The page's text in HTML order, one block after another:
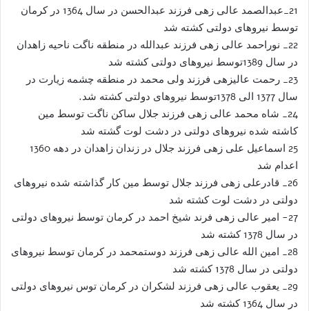
21_عبدالصمد عالی زهی فرزند عبدالحسن در سال 1364 در کرمان
توسط نیروهای دولتی کشته شد
22_ نوراحمد عالی زهی فرزند عبدالله در منطقه ناگت ناحیه زاهدان
در سال 1389توسط نیروهای دولتی کشته شد
23_ رحمت عالیزهی فرزند ولی محمد در منطقه چشمه زیارت در
سال 1377 الی 1378توسط نیروهای دولتی کشته شد.
24_ شاه محمد عالی زهی فرزند جلال ساکن ناگت توسط مین
کاشته شده نیروهای دولتی در دشت لوت گشته شد
25 اسماعیل علی زهی فرزند جلال در زندان زاهدان در دهه 1360
اعدام شد
26_ قادرعلی زهی فرزند جلال توسط مین کار گذاشته شده نیروهای
دولتی در دشت لوت کشته شد
27- امیر عالی زهی فرند شیخ احمد در کرمان توسط نیروهای دولتی
در سال 1378 کشته شد
28_ امین الله عالی زهی فرزند دوستمحمد در کرمان توسط نیروهای
دولتی در سال 1378 کشته شد
29_ یعقوب عالی زهی فرزند لشکران در کرمان توس نیروهای دولتی
در سال 1364 کشته شد